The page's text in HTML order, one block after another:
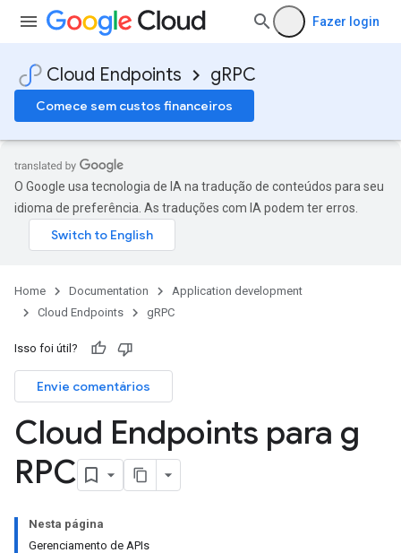
Fazer login
Cloud Endpoints gRPC
Comece sem custos financeiros
O Google usa tecnologia de IA na tradução de conteúdos para seu
idioma de preferência. As traduções com IA podem ter erros.
Home Documentation
Application development
Cloud Endpoints
gRPC
Isso foi útil?
Envie comentários
Cloud Endpoints para g
RPC
Nesta página
Gerenciamento de APIs